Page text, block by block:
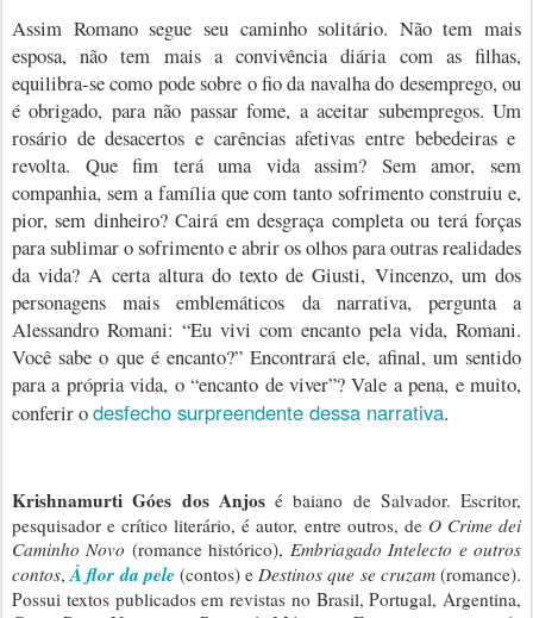
Assim Romano segue seu caminho solitário. Não tem mais
esposa, não tem mais a convivência diária com as filhas,
equilibra-se como pode sobre o fio da navalha do desemprego, ou
é obrigado, para não passar fome, a aceitar subempregos. Um
rosário de desacertos e carências afetivas entre bebedeiras e
revolta. Que fim terá uma vida assim? Sem amor, sem
companhia, sem a família que com tanto sofrimento construiu e,
pior, sem dinheiro? Cairá em desgraça completa ou terá forças
para sublimar o sofrimento e abrir os olhos para outras realidades
da vida?A certa altura do texto de Giusti, Vincenzo, um dos
personagens mais emblemáticos da narrativa, pergunta a
Alessandro Romani: “Eu vivi com encanto pela vida, Romani.
Você sabe o que é encanto?” Encontrará ele, afinal, um sentido
para a própria vida, o “encanto de viver”?Vale a pena, e muito,
conferir odesfecho surpreendente dessa narrativa.
Krishnamurti Góes dos Anjosé baiano de Salvador. Escritor,
pesquisador e crítico literário, é autor, entre outros, de O Crime dei
Caminho Novo (romance histórico), Embriagado Intelecto e outros
contos,À flor da pele (contos)eDestinos que se cruzam(romance).
Possui textos publicados em revistas no Brasil, Portugal, Argentina,